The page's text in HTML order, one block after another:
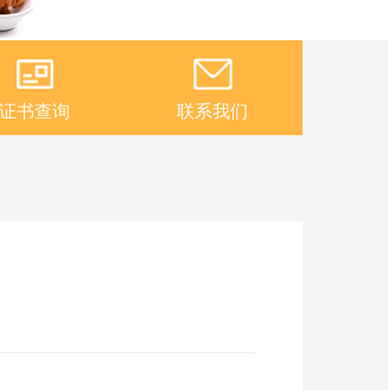
证书查询 联系我们